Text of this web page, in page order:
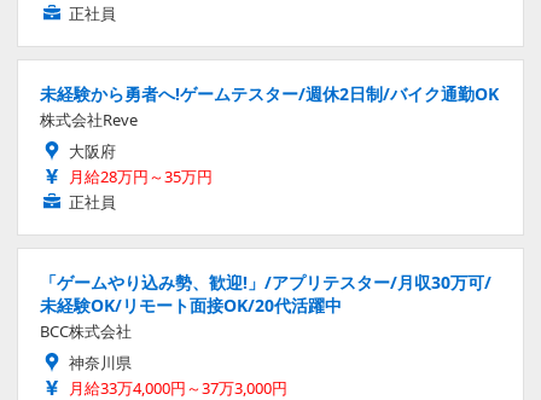
正社員
未経験から勇者へ!ゲームテスター/週休2日制/バイク通勤OK
株式会社Reve
大阪府
月給28万円～35万円
正社員
「ゲームやり込み勢、歓迎!」/アプリテスター/月収30万可/
未経験OK/リモート面接OK/20代活躍中
BCC株式会社
神奈川県
月給33万4,000円～37万3,000円